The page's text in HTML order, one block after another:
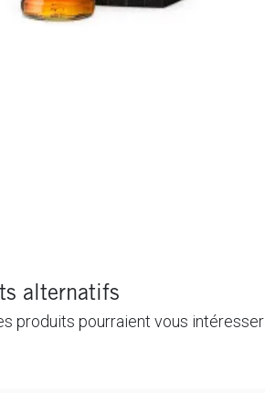
alternatifs
produits pourraient vous intéresser